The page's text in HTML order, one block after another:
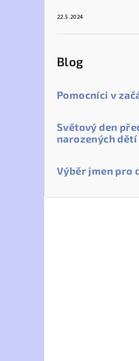
22.5.2024
Blog
Pomocníci v
Světový den
narozených dětí
Výběr jmen pro